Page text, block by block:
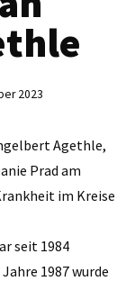
2023
Agethle,
Prad am
im Kreise
seit 1984
1987 wurde